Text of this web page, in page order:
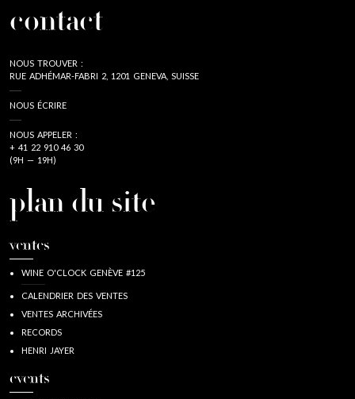
contact
NOUS TROUVER :
RUE ADHÉMAR-FABRI 2, 1201 GENEVA, SUISSE
NOUS ÉCRIRE
NOUS APPELER :
+ 41 22 910 46 30
(9H — 19H)
plan du site
ventes
WINE O'CLOCK GENÈVE #125
CALENDRIER DES VENTES
VENTES ARCHIVÉES
RECORDS
HENRI JAYER
events